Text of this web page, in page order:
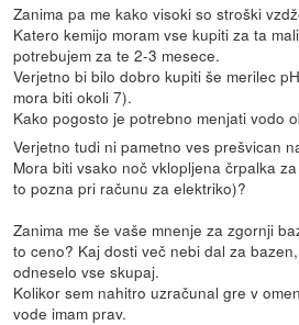
Zanima pa me kako visoki so stroški
Katero kemijo moram vse kupiti za ta
potrebujem za te 2-3 mesece.
Verjetno bi bilo dobro kupiti še merilec
mora biti okoli 7).
Kako pogosto je potrebno menjati vodo
Verjetno tudi ni pametno ves prešvican
Mora biti vsako noč vklopljena črpalka
to pozna pri računu za elektriko)?
Zanima me še vaše mnenje za zgornji
to ceno? Kaj dosti več nebi dal za
odneselo vse skupaj.
Kolikor sem nahitro uzračunal gre v
vode imam prav.